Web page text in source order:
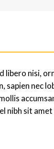
nisi,
nec
nibh sit